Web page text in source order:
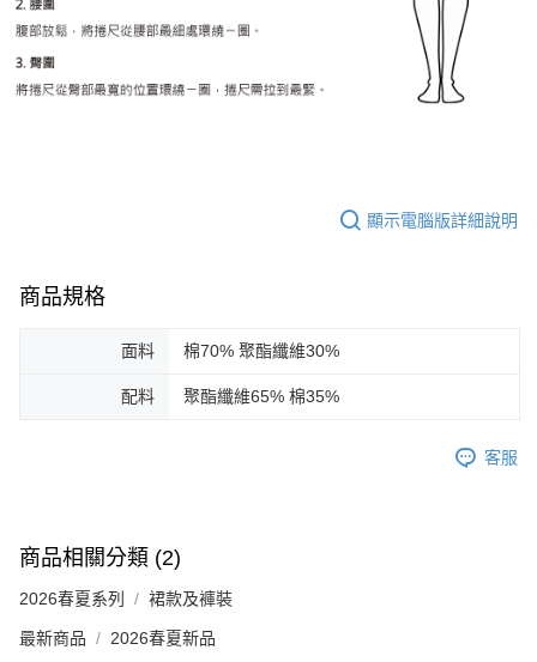
顯示電腦版詳細說明
商品規格
面料 棉70% 聚酯纖維30%
配料 聚酯纖維65% 棉35%
客服
商品相關分類 (2)
2026春夏系列 裙款及褲裝
最新商品 2026春夏新品